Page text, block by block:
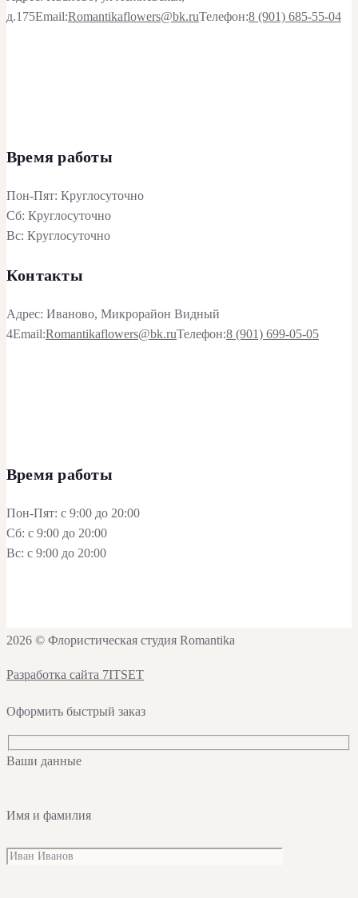
д.175Email:Romantikaflowers@bk.ruТелефон:8 (901) 685-55-04
Время работы
Пон-Пят: Круглосуточно
Сб: Круглосуточно
Вс: Круглосуточно
Контакты
Адрес: Иваново, Микрорайон Видный
4Email:Romantikaflowers@bk.ruТелефон:8 (901) 699-05-05
Время работы
Пон-Пят: с 9:00 до 20:00
Сб: с 9:00 до 20:00
Вс: с 9:00 до 20:00
2026 © Флористическая студия Romantika
Разработка сайта 7ITSET
Оформить быстрый заказ
Ваши данные
Имя и фамилия